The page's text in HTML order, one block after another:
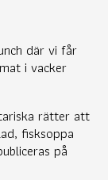
där vi får
i vacker
rätter att
fisksoppa
på